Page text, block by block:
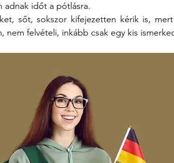
adnak időt a pótlásra.
sőt, sokszor kifejezetten kérik is,
nem felvételi, inkább csak egy kis